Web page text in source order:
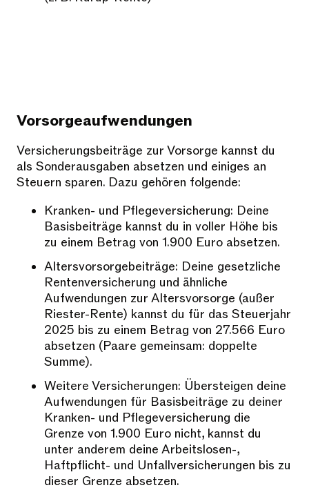
Vorsorgeaufwendungen
Versicherungsbeiträge zur Vorsorge kannst du
als Sonderausgaben absetzen und einiges an
Steuern sparen. Dazu gehören folgende:
Kranken- und Pflegeversicherung: Deine
Basisbeiträge kannst du in voller Höhe bis
zu einem Betrag von 1.900 Euro absetzen.
Altersvorsorgebeiträge: Deine gesetzliche
Rentenversicherung und ähnliche
Aufwendungen zur Altersvorsorge (außer
Riester-Rente) kannst du für das Steuerjahr
2025 bis zu einem Betrag von 27.566 Euro
absetzen (Paare gemeinsam: doppelte
Summe).
Weitere Versicherungen: Übersteigen deine
Aufwendungen für Basisbeiträge zu deiner
Kranken- und Pflegeversicherung die
Grenze von 1.900 Euro nicht, kannst du
unter anderem deine Arbeitslosen-,
Haftpflicht- und Unfallversicherungen bis zu
dieser Grenze absetzen.